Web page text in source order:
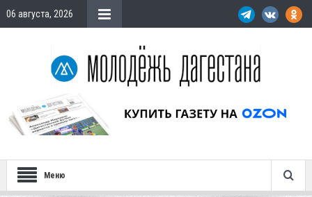
06 августа, 2026
Меню